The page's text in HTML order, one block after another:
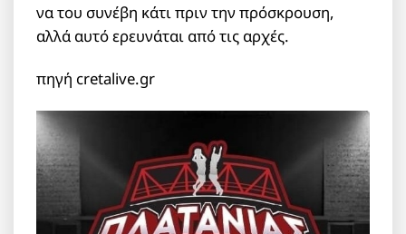
να του συνέβη κάτι πριν την πρόσκρουση,
αλλά αυτό ερευνάται από τις αρχές.
πηγή cretalive.gr